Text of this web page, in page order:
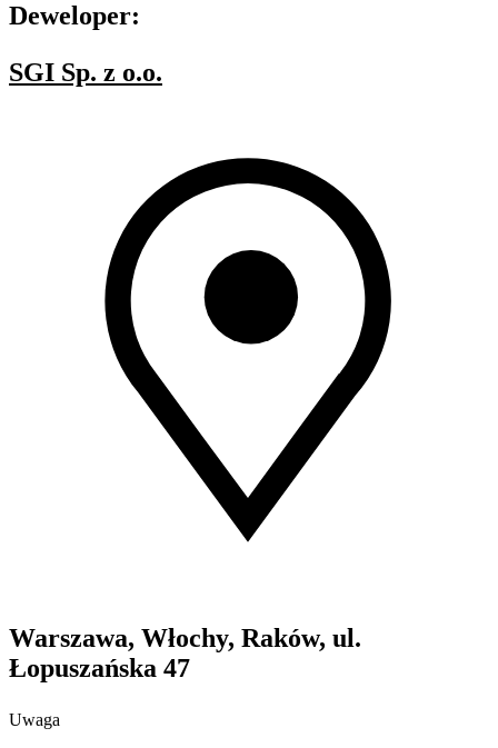
Deweloper:
SGI Sp. z o.o.
Warszawa, Włochy, Raków, ul.
Łopuszańska 47
Uwaga